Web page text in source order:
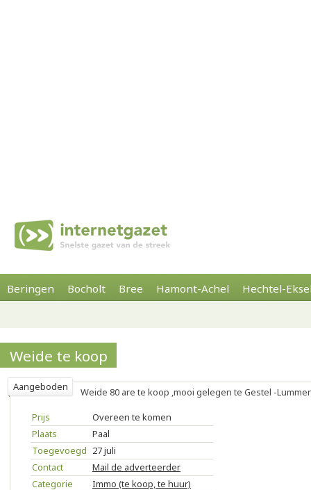
Beringen Bocholt Bree Hamont-Achel Hechtel-
Weide te koop
Aangeboden
Weide 80 are te koop ,mooi gelegen te Gestel -
Prijs
Overeen te komen
Plaats
Paal
Toegevoegd 27 juli
Contact
Mail de adverteerder
Categorie
Immo (te koop, te huur)